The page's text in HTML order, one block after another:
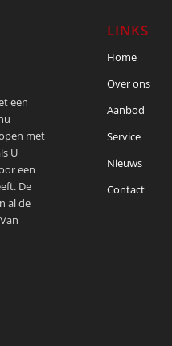
een
met
U
een
De
al de
LINKS
Home
Over ons
Aanbod
Service
Nieuws
Contact